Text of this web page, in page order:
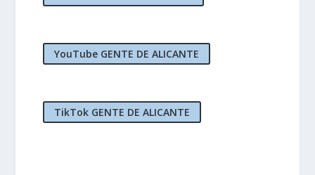
YouTube GENTE DE ALICANTE
TikTok GENTE DE ALICANTE